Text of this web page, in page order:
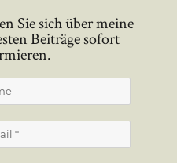
Sie sich über meine
Beiträge sofort